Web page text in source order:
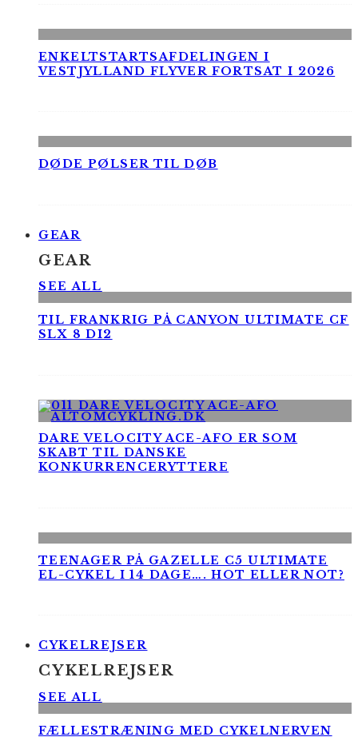
ENKELTSTARTSAFDELINGEN I
VESTJYLLAND FLYVER FORTSAT I 2026
DØDE PØLSER TIL DØB
GEAR
GEAR
SEE ALL
TIL FRANKRIG PÅ CANYON ULTIMATE CF
SLX 8 DI2
DARE VELOCITY ACE-AFO ER SOM
SKABT TIL DANSKE
KONKURRENCERYTTERE
TEENAGER PÅ GAZELLE C5 ULTIMATE
EL-CYKEL I 14 DAGE…. HOT ELLER NOT?
CYKELREJSER
CYKELREJSER
SEE ALL
FÆLLESTRÆNING MED CYKELNERVEN